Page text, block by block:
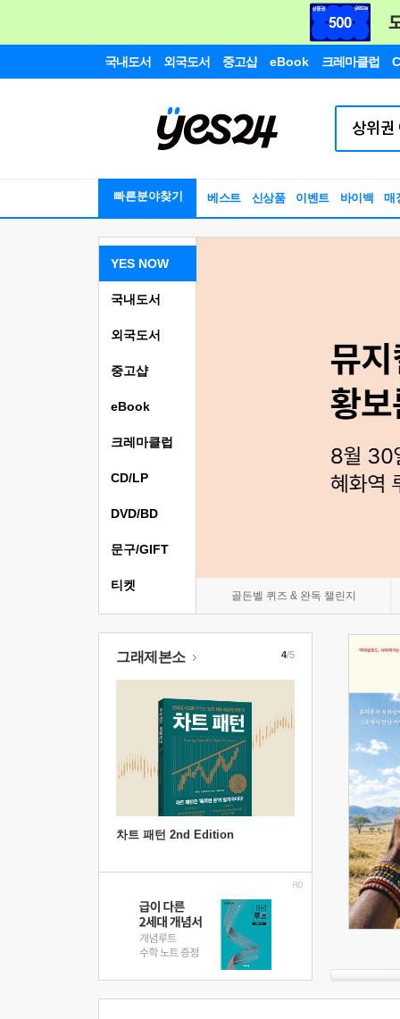
국내도서 외국도서 중고샵 eBook 크레마클럽
빠른분야찾기 베스트 신상품 이벤트 바이백 매
YES NOW
골든벨 퀴즈 & 완독 챌린지
국내도서
외국도서
중고샵
eBook
크레마클럽
CD/LP
DVD/BD
문구/GIFT
티켓
그래제본소
차트 패턴 2nd Edition
4/5